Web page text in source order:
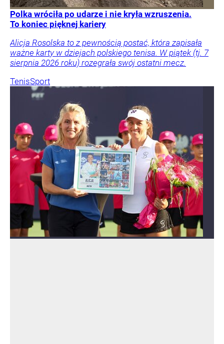
Polka wróciła po udarze i nie kryła wzruszenia.
To koniec pięknej kariery
Alicja Rosolska to z pewnością postać, która zapisała
ważne karty w dziejach polskiego tenisa. W piątek (tj. 7
sierpnia 2026 roku) rozegrała swój ostatni mecz.
TenisSport